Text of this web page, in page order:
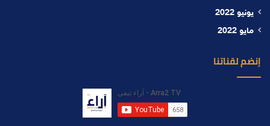
يونيو 2022
مايو 2022
إنضم لقناتنا